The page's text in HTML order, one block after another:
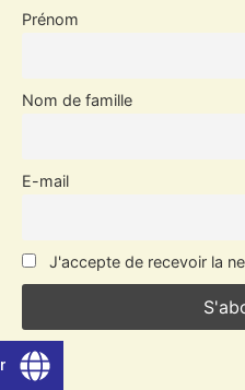
Prénom
Nom de famille
E-mail
J'accepte de recevoir la